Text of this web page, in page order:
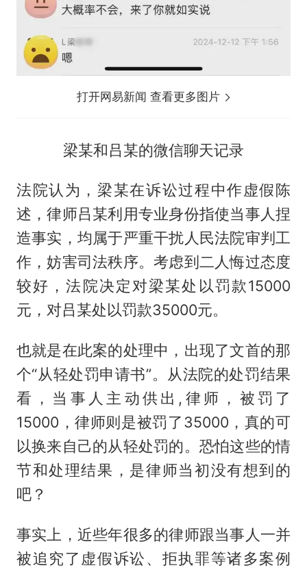
打开网易新闻 查看更多图片
梁某和吕某的微信聊天记录
法院认为，梁某在诉讼过程中作虚假陈
述，律师吕某利用专业身份指使当事人捏
造事实，均属于严重干扰人民法院审判工
作，妨害司法秩序。考虑到二人悔过态度
较好，法院决定对梁某处以罚款15000
元，对吕某处以罚款35000元。
也就是在此案的处理中，出现了文首的那
个“从轻处罚申请书”。从法院的处罚结果
看，当事人主动供出,律师，被罚了
15000，律师则是被罚了35000，真的可
以换来自己的从轻处罚的。恐怕这些的情
节和处理结果，是律师当初没有想到的
吧？
事实上，近些年很多的律师跟当事人一并
被追究了虚假诉讼、拒执罪等诸多案例